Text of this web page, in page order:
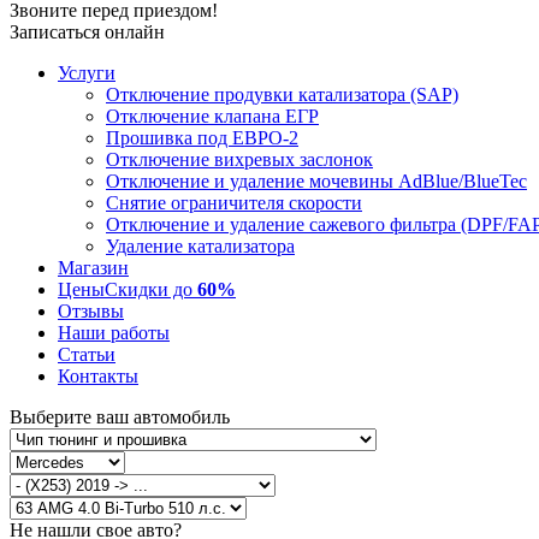
Звоните перед приездом!
Записаться онлайн
Услуги
Отключение продувки катализатора (SAP)
Отключение клапана ЕГР
Прошивка под ЕВРО-2
Отключение вихревых заслонок
Отключение и удаление мочевины AdBlue/BlueTec
Снятие ограничителя скорости
Отключение и удаление сажевого фильтра (DPF/
Удаление катализатора
Магазин
ЦеныСкидки до 60%
Отзывы
Наши работы
Статьи
Контакты
Выберите ваш автомобиль
Не нашли свое авто?